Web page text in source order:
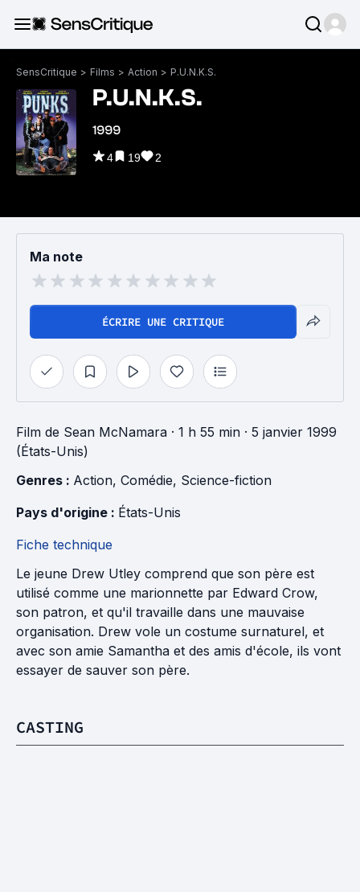
SensCritique > Films > Action > P.U.N.K.S.
P.U.N.K.S.
1999
4 19 2
Ma note
ÉCRIRE UNE CRITIQUE
Film de Sean McNamara · 1 h 55 min · 5 janvier 1999
(États-Unis)
Genres : Action, Comédie, Science-fiction
Pays d'origine : États-Unis
Fiche technique
Le jeune Drew Utley comprend que son père est
utilisé comme une marionnette par Edward Crow,
son patron, et qu'il travaille dans une mauvaise
organisation. Drew vole un costume surnaturel, et
avec son amie Samantha et des amis d'école, ils vont
essayer de sauver son père.
CASTING